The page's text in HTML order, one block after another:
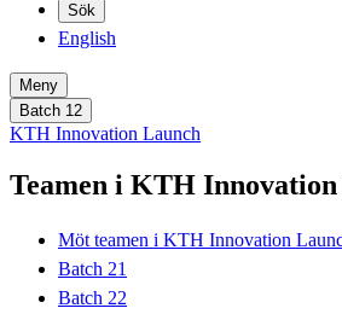
Sök
English
Meny
Batch 12
KTH Innovation Launch
Teamen i KTH
Möt teamen i KTH Innovation
Batch 21
Batch 22